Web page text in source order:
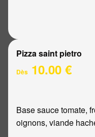
Pizza saint pietro
Dès 10.00 €
Base sauce tomate,
oignons, viande